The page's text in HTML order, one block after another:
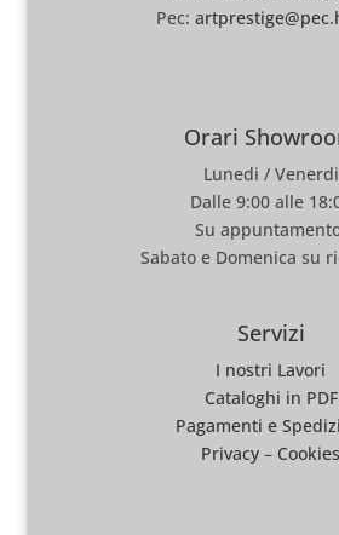
Pec:
Orari
Lunedi / Venerdi
Dalle 9:00 alle
Su
Sabato e Domenica su
Servizi
I nostri Lavori
Cataloghi in PDF
Pagamenti e
Privacy – Cookies